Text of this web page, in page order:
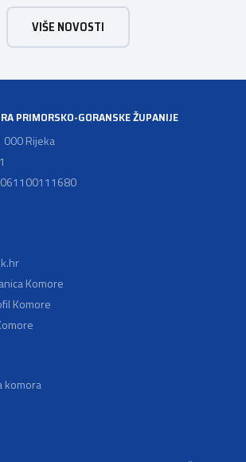
da pokrenu postupak
budućim učenicima omogućili
stjecanje praktičnih znanja, a
VIŠE NOVOSTI
PRIMORSKO-GORANSKE ŽUPANIJE
000 Rijeka
Komore
Komore
komora